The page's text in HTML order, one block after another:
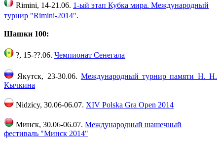
Rimini, 14-21.06. 1-ый этап Кубка мира. Международный
турнир "Rimini-2014".
Шашки 100:
?, 15-??.06. Чемпионат Сенегала
Якутск, 23-30.06. Международный турнир памяти Н. Н.
Кычкина
Nidzicy, 30.06-06.07. XIV Polska Gra Open 2014
Минск, 30.06-06.07. Международный шашечный
фестиваль "Минск 2014"